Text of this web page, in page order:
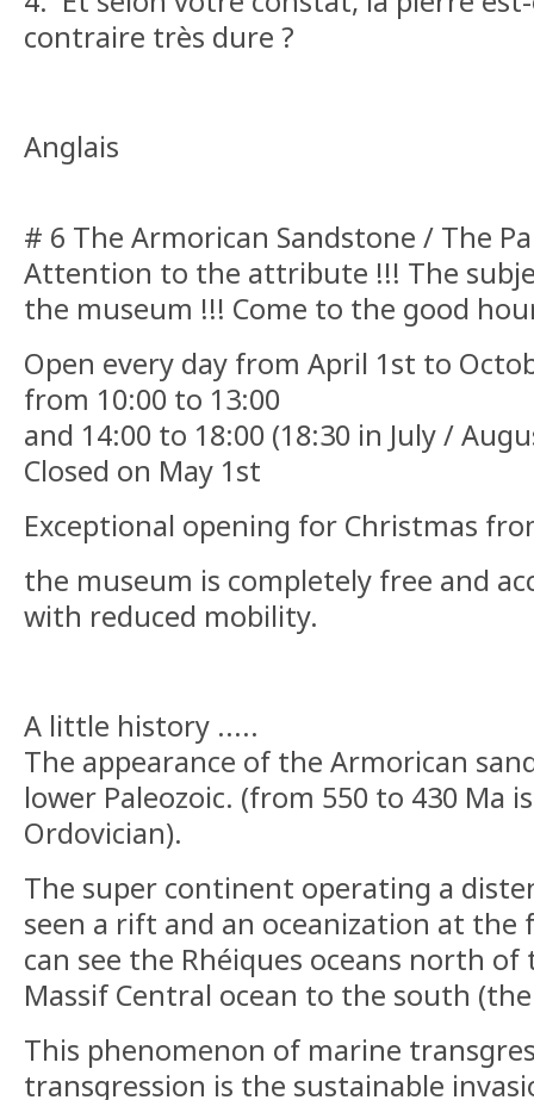
contraire très dure ?
Anglais
# 6 The Armorican Sandstone / The
Attention to the attribute !!! The
the museum !!! Come to the good
Open every day from April 1st to
from 10:00 to 13:00
and 14:00 to 18:00 (18:30 in July /
Closed on May 1st
Exceptional opening for Christmas
the museum is completely free and
with reduced mobility.
A little history .....
The appearance of the Armorican
lower Paleozoic. (from 550 to 430 Ma
Ordovician).
The super continent operating a
seen a rift and an oceanization at the
can see the Rhéiques oceans north
Massif Central ocean to the south
This phenomenon of marine
transgression is the sustainable